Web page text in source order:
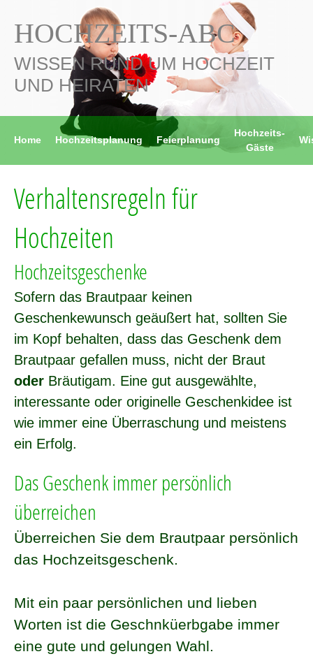
HOCHZEITS-ABC
WISSEN RUND UM HOCHZEIT
UND HEIRATEN
Home Hochzeitsplanung Feierplanung
Hochzeits-
Gäste
Verhaltensregeln für
Hochzeiten
Hochzeitsgeschenke
Sofern das Brautpaar keinen
Geschenkewunsch geäußert hat, sollten Sie
im Kopf behalten, dass das Geschenk dem
Brautpaar gefallen muss, nicht der Braut
oder Bräutigam. Eine gut ausgewählte,
interessante oder originelle Geschenkidee ist
wie immer eine Überraschung und meistens
ein Erfolg.
Das Geschenk immer persönlich
überreichen
Überreichen Sie dem Brautpaar persönlich
das Hochzeitsgeschenk.
Mit ein paar persönlichen und lieben
Worten ist die Geschnküerbgabe immer
eine gute und gelungen Wahl.